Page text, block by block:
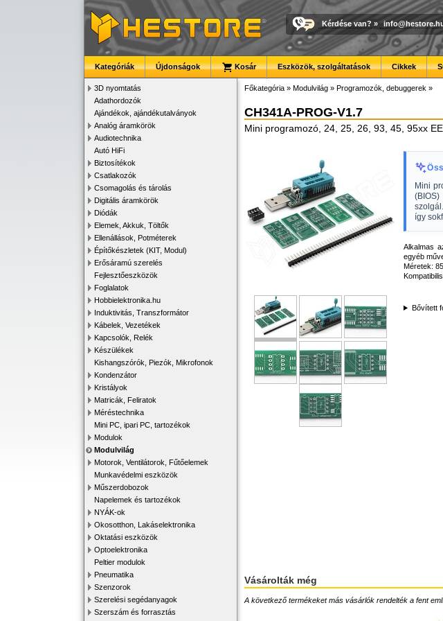
Kérdése van? »
Kategóriák Újdonságok Kosár Eszközök, szolgáltatások Cikkek
3D nyomtatás
Adathordozók
Ajándékok, ajándékutalványok
Analóg áramkörök
Audiotechnika
Autó HiFi
Biztosítékok
Csatlakozók
Csomagolás és tárolás
Digitális áramkörök
Diódák
Elemek, Akkuk, Töltők
Ellenállások, Potméterek
Építőkészletek (KIT, Modul)
Erősáramú szerelés
Fejlesztőeszközök
Foglalatok
Hobbielektronika.hu
Induktivitás, Transzformátor
Kábelek, Vezetékek
Kapcsolók, Relék
Készülékek
Kishangszórók, Piezók, Mikrofonok
Kondenzátor
Kristályok
Matricák, Feliratok
Méréstechnika
Mini PC, ipari PC, tartozékok
Modulok
Modulvilág
Motorok, Ventilátorok, Fűtőelemek
Munkavédelmi eszközök
Műszerdobozok
Napelemek és tartozékok
NYÁK-ok
Okosotthon, Lakáselektronika
Oktatási eszközök
Optoelektronika
Peltier modulok
Pneumatika
Szenzorok
Szerelési segédanyagok
Szerszám és forrasztás
Főkategória » Modulvilág » Programozók, debuggerek »
CH341A-PROG-V1.7
Mini programozó, 24, 25, 26, 93, 45, 95xx
Mini
így
Alkalmas
egyéb
Méretek:
Bővített
Vásárolták még
A következő termékeket más vásárlók rendelték a fent